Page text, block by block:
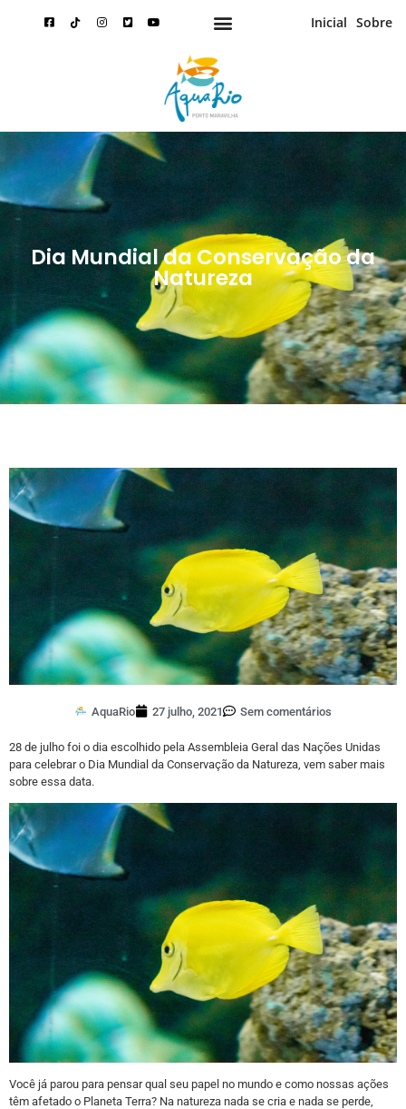
Inicial Sobre
Dia Mundial da Conservação da
Natureza
AquaRio 27 julho, 2021 Sem comentários
28 de julho foi o dia escolhido pela Assembleia Geral das Nações Unidas
para celebrar o Dia Mundial da Conservação da Natureza, vem saber mais
sobre essa data.
Você já parou para pensar qual seu papel no mundo e como nossas ações
têm afetado o Planeta Terra? Na natureza nada se cria e nada se perde,